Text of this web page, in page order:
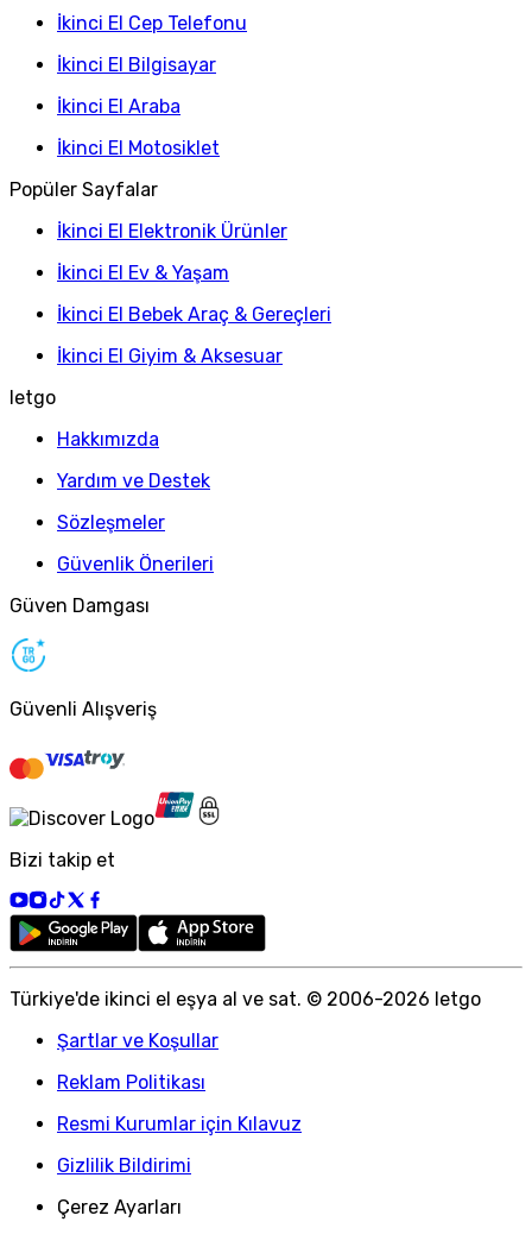
İkinci El Cep Telefonu
İkinci El Bilgisayar
İkinci El Araba
İkinci El Motosiklet
Popüler Sayfalar
İkinci El Elektronik Ürünler
İkinci El Ev & Yaşam
İkinci El Bebek Araç & Gereçleri
İkinci El Giyim & Aksesuar
letgo
Hakkımızda
Yardım ve Destek
Sözleşmeler
Güvenlik Önerileri
Güven Damgası
Güvenli Alışveriş
Bizi takip et
Türkiye'de ikinci el eşya al ve sat. © 2006-2026 letgo
Şartlar ve Koşullar
Reklam Politikası
Resmi Kurumlar için Kılavuz
Gizlilik Bildirimi
Çerez Ayarları